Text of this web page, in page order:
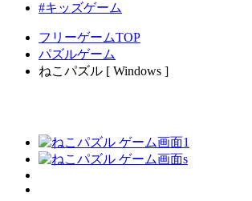
#キッズゲーム
フリーゲームTOP
パズルゲーム
ねこパズル [ Windows ]